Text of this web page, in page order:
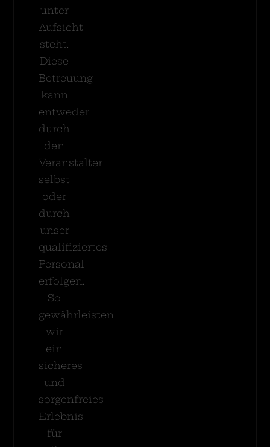
unter
Aufsicht
steht.
Diese
Betreuung
kann
entweder
durch
den
Veranstalter
selbst
oder
durch
unser
qualifiziertes
Personal
erfolgen.
So
gewährleisten
wir
ein
sicheres
und
sorgenfreies
Erlebnis
für